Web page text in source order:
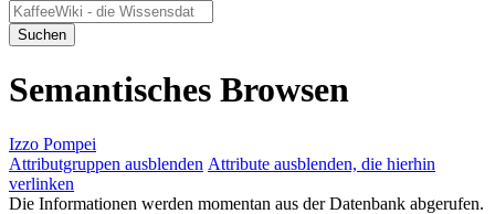
Suchen
Semantisches Browsen
Izzo Pompei
Attributgruppen ausblenden Attribute ausblenden, die hierhin
verlinken
Die Informationen werden momentan aus der Datenbank abgerufen.